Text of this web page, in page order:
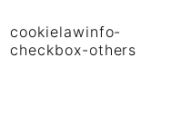
cookielawinfo-
checkbox-others